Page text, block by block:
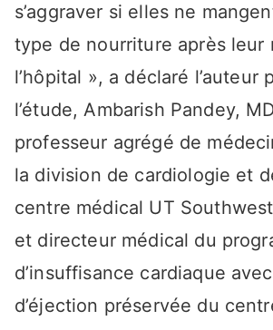
s’aggraver si elles ne
type de nourriture après leur
l’hôpital », a déclaré l’auteur
l’étude, Ambarish Pandey,
professeur agrégé de
la division de cardiologie et
centre médical UT
et directeur médical du
d’insuffisance cardiaque
d’éjection préservée du